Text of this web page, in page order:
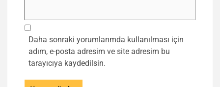
Daha sonraki yorumlarımda kullanılması için
adım, e-posta adresim ve site adresim bu
tarayıcıya kaydedilsin.